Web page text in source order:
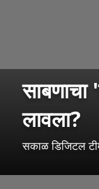
लावला?
सकाळ डिजिटल